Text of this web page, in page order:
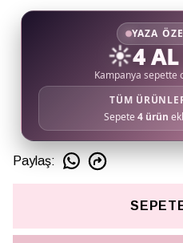
YAZA
☀️4
Kampanya sepette
TÜM
Sepete4 ürün
Paylaş: